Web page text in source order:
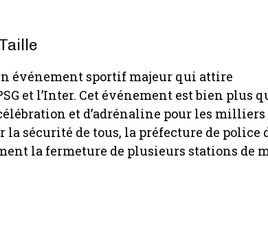
événement sportif majeur qui attire
et l’Inter. Cet événement est bien plus
et d’adrénaline pour les milliers
sécurité de tous, la préfecture de police
la fermeture de plusieurs stations de